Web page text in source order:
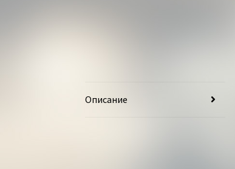
Описание